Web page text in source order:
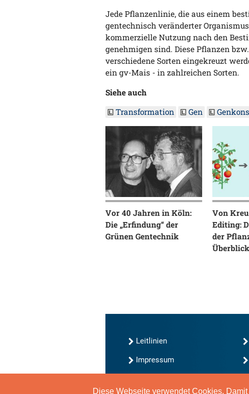
Diese Webseite verwendet Cookies.
Jede Pflanzenlinie, die aus einem
gentechnisch veränderter Organismus
kommerzielle Nutzung nach den
genehmigen sind. Diese Pflanzen
verschiedene Sorten eingekreuzt
ein gv-Mais - in zahlreichen Sorten.
Siehe auch
Transformation
Gen
Vor 40 Jahren in Köln:
Die „Erfindung“ der
Grünen Gentechnik
Von
Editing:
der
Überblick
Leitlinien
Impressum